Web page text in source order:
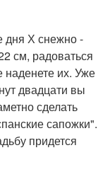
дня Х снежно -
см, радоваться
наденете их. Уже
двадцати вы
сделать
сапожки".
придется